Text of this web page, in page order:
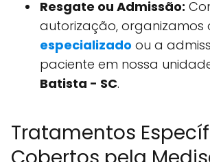
Resgate ou Admissão:
autorização, organizamos
especializado ou a
paciente em nossa
Batista - SC.
Tratamentos